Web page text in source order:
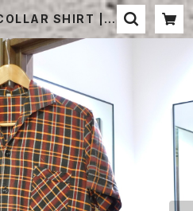
SHIRT | S
ONLINE